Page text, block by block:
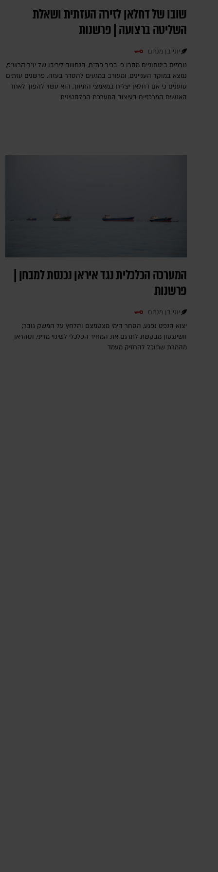
שובו של דחלאן לזירה העזתית ושאלת
השליטה ברצועה | פרשנות
יוני בן מנחם
גורמים ביטחוניים מסרו כי בכיר פת"ח, הנחשב ליריבו של יו"ר הרש"פ,
נמצא במוקד העניינים, ומעורב במגעים להסדר בעזה. פרשנים עזתים
טוענים כי אם דחלאן יצליח במאמצי התיווך, הוא עשוי להפוך לאחד
האנשים המרכזיים בעיצוב המערכת הפלסטינית
המערכה הכלכלית נגד איראן נכנסת למבחן |
פרשנות
יוני בן מנחם
יצוא הנפט נפגע, הסחר הימי מצטמצם והלחץ על המשק גובר;
וושינגטון מבקשת לתרגם את המחיר הכלכלי לשינוי מדיני, וטהראן
מהמרת שתוכל להחזיק מעמד